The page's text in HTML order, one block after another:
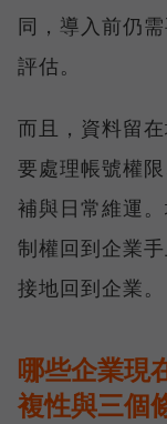
同，導入前仍
評估。
而且，資料留
要處理帳號權
補與日常維運
制權回到企業
接地回到企業。
哪些企業現
複性與三個